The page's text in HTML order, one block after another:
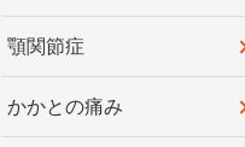
顎関節症
かかとの痛み